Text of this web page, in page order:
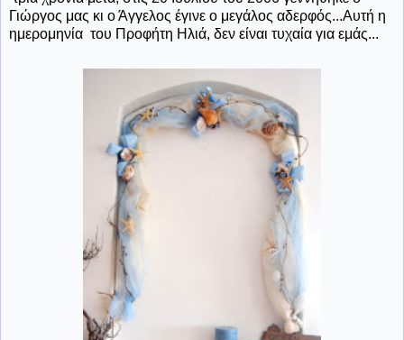
Γιώργος μας κι ο Άγγελος έγινε ο μεγάλος αδερφός...Αυτή η
ημερομηνία του Προφήτη Ηλιά, δεν είναι τυχαία για εμάς...